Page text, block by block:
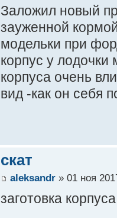
Заложил новый
зауженной
модельки при
корпус у
корпуса очень
вид -как он себя
скат
aleksandr» 01 ноя
заготовка